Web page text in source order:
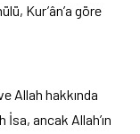
Kur’ân’a göre
Allah hakkında
ancak Allah’ın